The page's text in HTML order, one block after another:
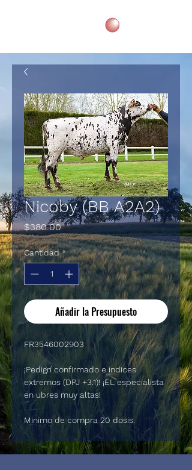
Nicoby (BB A2A2)
$380.00Precio
Cantidad *
Añadir la Presupuesto
FR3546002903
¡Pedigrí confirmado e índices
extremos (DPJ +3.1)! ¡EL especialista
en ubres muy altas!
Minimo de compra 20 dosis.